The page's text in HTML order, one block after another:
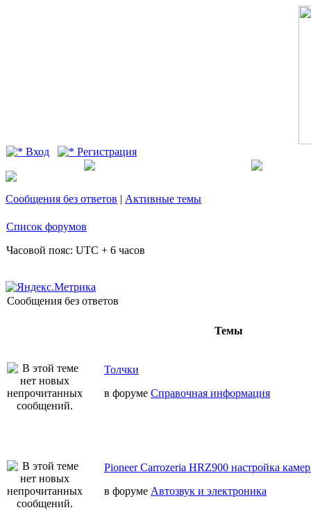
Вход Регистрация
Сообщения без ответов | Активные темы
Список форумов
Часовой пояс: UTC + 6 часов
Сообщения без ответов
Темы
Толчки
в форуме Справочная информация
Pioneer Carrozeria HRZ900 настройка
в форуме Автозвук и электроника